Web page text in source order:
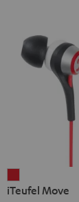
Move
iTeufel Move